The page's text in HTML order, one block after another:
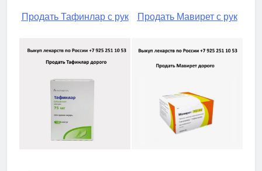
Продать Тафинлар с рук Продать Мавирет с рук